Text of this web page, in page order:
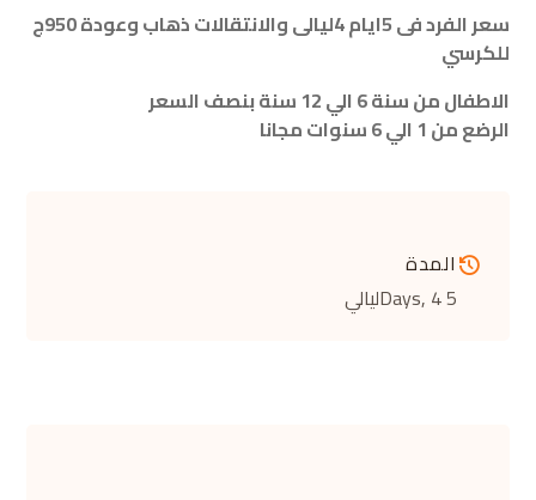
سعر الفرد فى 5ايام 4ليالى والانتقالات ذهاب وعودة 950ج
للكرسي
الاطفال من سنة 6 الي 12 سنة بنصف السعر
الرضع من 1 الي 6 سنوات مجانا
المدة
5 Days, 4ليالي